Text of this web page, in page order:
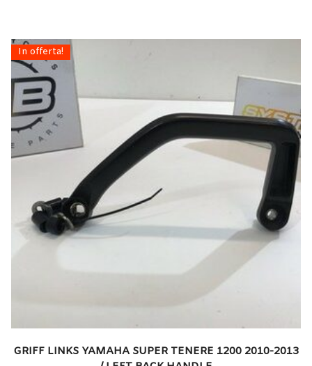
In offerta!
GRIFF LINKS YAMAHA SUPER TENERE 1200 2010-2013